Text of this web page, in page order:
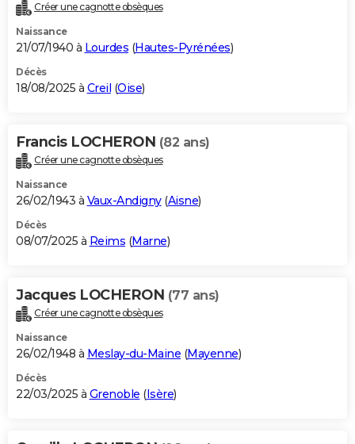
Destinations
City break
Voyage nature
Voyage de noces
Forum
Climat
+PHOTO
GUIDES D'ACHAT
BONS PLANS
Carte de Noël
Carte Bonne année
Carte Saint-Valentin
Carte Pâques
Carte d'anniversaire
DICTIONNAIRE
Dictionnaire
Biographies
Citations
Expressions
Proverbes
PROGRAMME TV
S'inscrire
Se connecter
Lycées
Collèges
Primaires
Universités
Entreprises
Service militaire
Avis de recherche
AVIS DE DÉCÈS
Bricolage
Lifestyle
Culture
Sport
Auto
Television
Voyage
Cinema
Créer une cagnotte obsèques
Naissance
21/07/1940 à Lourdes (Hautes-Pyrénées)
Décès
18/08/2025 à Creil (Oise)
Francis LOCHERON (82 ans)
Créer une cagnotte obsèques
Naissance
26/02/1943 à Vaux-Andigny(Aisne)
Décès
08/07/2025 à Reims (Marne)
Jacques LOCHERON (77 ans)
Créer une cagnotte obsèques
Naissance
26/02/1948 à Meslay-du-Maine (Mayenne)
Décès
22/03/2025 à Grenoble (Isère)